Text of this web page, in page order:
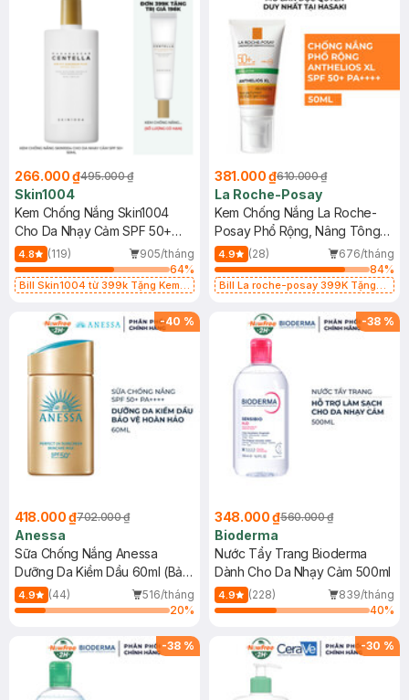
266.000 ₫495.000 ₫
Skin1004
Kem Chống Nắng Skin1004
Cho Da Nhạy Cảm SPF 50+
50ml
4.8 (119)
905/tháng
64%
Bill Skin1004 từ 399k Tặng Kem
SPF 50+ 20ml (SL Có Hạn)
381.000 ₫610.000 ₫
La Roche-Posay
Kem Chống Nắng La Roche-
Posay Phổ Rộng, Nâng Tông
Kiềm Dầu 50ml
4.9 (28)
676/tháng
84%
Bill La roche-posay 399K Tặng
(SL có hạn)
-40 %
418.000 ₫702.000 ₫
Anessa
Sữa Chống Nắng Anessa
Dưỡng Da Kiềm Dầu 60ml (Bản
Mới)
4.9 (44)
516/tháng
20%
-38 %
348.000 ₫560.000 ₫
Bioderma
Nước Tẩy Trang Bioderma
Dành Cho Da Nhạy Cảm 500ml
4.9 (228)
839/tháng
40%
-38 % -30 %